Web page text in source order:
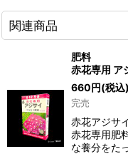
関連商品
肥料
赤花専用 ア
660円(税込)
完売
赤花アジサ
赤花専用肥
な養分をた